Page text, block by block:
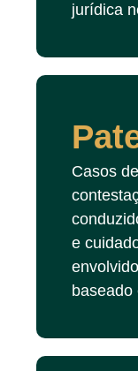
jurídica
Casos
e
baseado